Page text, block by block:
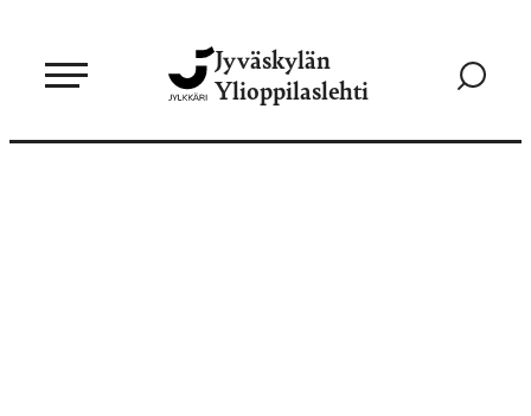
sisältöön
Jyväskylän
Ylioppilaslehti
Siirry